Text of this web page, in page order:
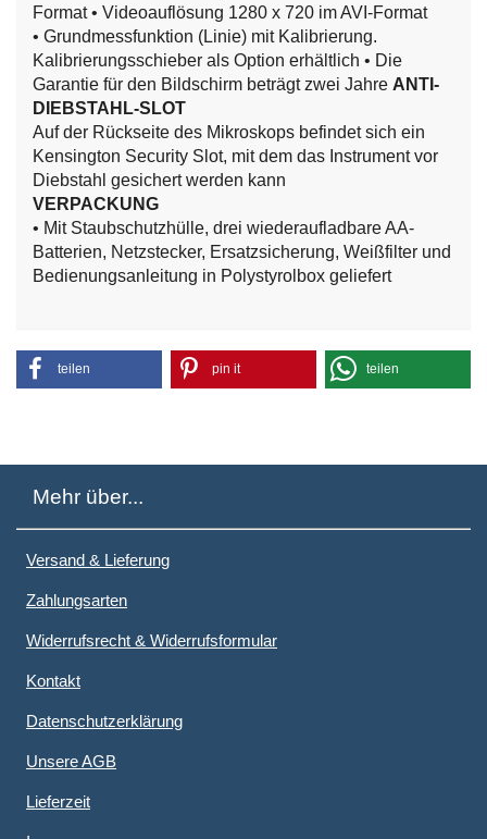
Format• Videoauflösung 1280 x 720 im AVI-Format
• Grundmessfunktion (Linie) mit Kalibrierung.
Kalibrierungsschieber als Option erhältlich • Die
Garantie für den Bildschirm beträgt zwei Jahre ANTI-
DIEBSTAHL-SLOT
Auf der Rückseite des Mikroskops befindet sich ein
Kensington Security Slot, mit dem das Instrument vor
Diebstahl gesichert werden kann
VERPACKUNG
• Mit Staubschutzhülle, drei wiederaufladbare AA-
Batterien, Netzstecker, Ersatzsicherung, Weißfilter und
Bedienungsanleitung in Polystyrolbox geliefert
teilen pin it teilen
Mehr über...
Versand & Lieferung
Zahlungsarten
Widerrufsrecht & Widerrufsformular
Kontakt
Datenschutzerklärung
Unsere AGB
Lieferzeit